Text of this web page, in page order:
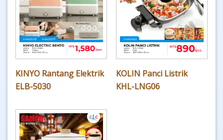
KINYO Rantang Elektrik
ELB-5030
KOLIN Panci Listrik
KHL-LNG06